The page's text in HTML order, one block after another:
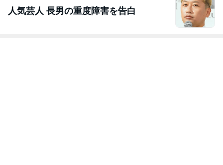
人気芸人 長男の重度障害を告白